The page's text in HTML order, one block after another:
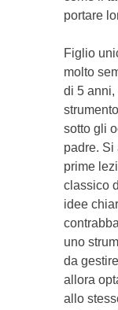
por­tare
Figlio
molto
di 5
sot­to gli
padre. Si
prime
classico
idee
uno
da
allora
allo